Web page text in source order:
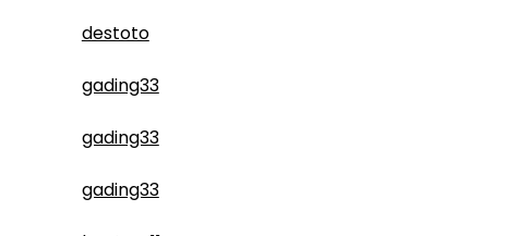
destoto
gading33
gading33
gading33